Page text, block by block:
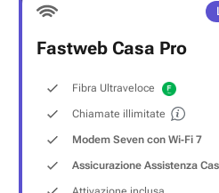
Fastweb Casa Pro
Fibra Ultraveloce
Chiamate illimitate
Modem Seven con Wi‑Fi 7
Assicurazione Assistenza